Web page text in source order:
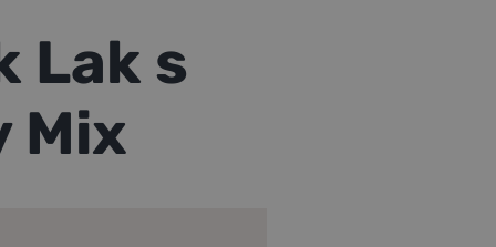
Lak s
Mix